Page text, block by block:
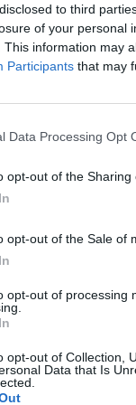
to third
of your personal
This information may
Participants that may
Data Processing Opt
opt-out of the Sharing
opt-out of the Sale of
opt-out of processing
opt-out of Collection,
Data that Is
genere». Se
la Juventus
e la mancata
perdiamo nei
altre, giuste e
prepara un
fascicolo -
avuto nei
In mattinata
Livorno
che
si sia